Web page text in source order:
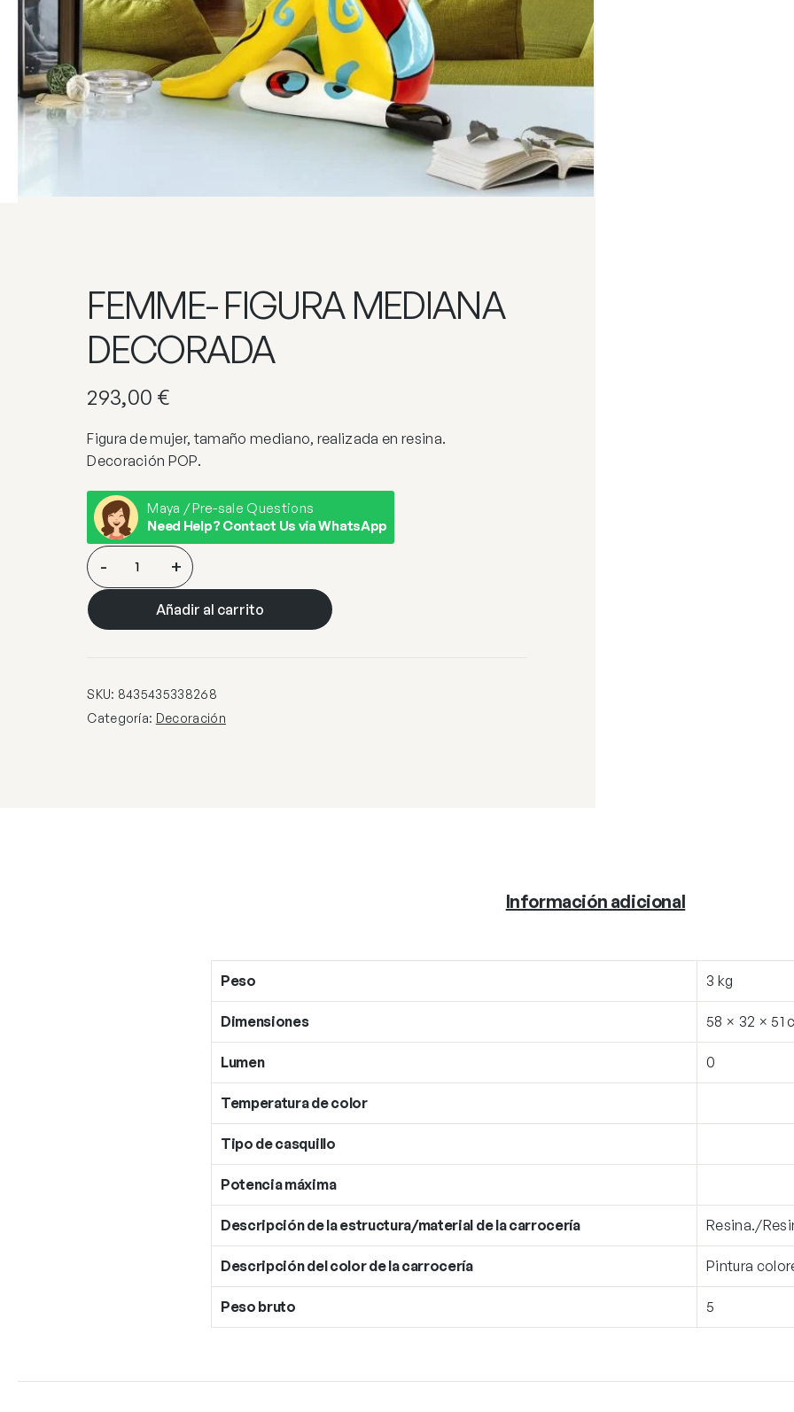
FEMME- FIGURA MEDIANA
DECORADA
293,00 €
Figura de mujer, tamaño mediano, realizada en resina.
Decoración POP.
Maya / Pre-sale Questions
Need Help? Contact Us via WhatsApp
FEMME-
FIGURA
MEDIANA
DECORADA
- +
Añadir al carrito
SKU: 8435435338268
Categoría: Decoración
Información adicional
Peso 3 kg
Dimensiones 58 × 32 × 51
Lumen 0
Temperatura de color
Tipo de casquillo
Potencia máxima
Descripción de la estructura/material de la carrocería Resina./
Descripción del color de la carrocería Pintura
Peso bruto 5